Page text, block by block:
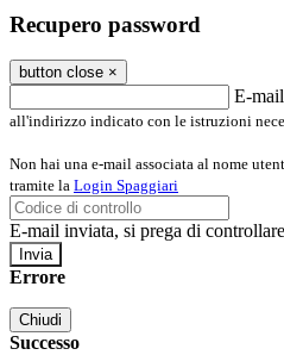
Recupero password
button close ×
E-mail
all'indirizzo indicato con le istruzioni
Non hai una e-mail associata al nome
tramite la Login Spaggiari
E-mail inviata, si prega di
Errore
Chiudi
Successo